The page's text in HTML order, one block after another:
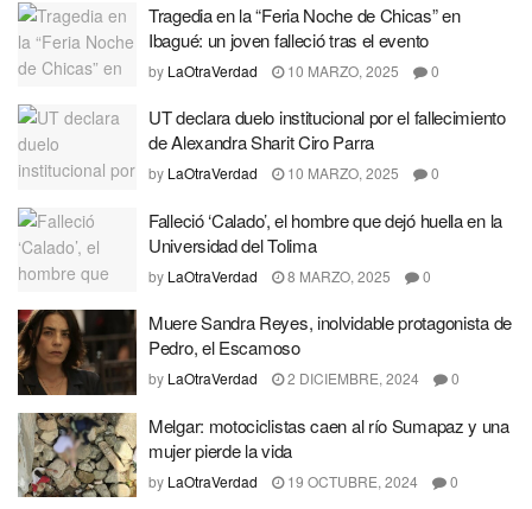
Tragedia en la “Feria Noche de Chicas” en
Ibagué: un joven falleció tras el evento
by LaOtraVerdad 10 MARZO, 2025 0
UT declara duelo institucional por el fallecimiento
de Alexandra Sharit Ciro Parra
by LaOtraVerdad 10 MARZO, 2025 0
Falleció ‘Calado’, el hombre que dejó huella en la
Universidad del Tolima
by LaOtraVerdad 8 MARZO, 2025 0
Muere Sandra Reyes, inolvidable protagonista de
Pedro, el Escamoso
by LaOtraVerdad 2 DICIEMBRE, 2024 0
Melgar: motociclistas caen al río Sumapaz y una
mujer pierde la vida
by LaOtraVerdad 19 OCTUBRE, 2024 0